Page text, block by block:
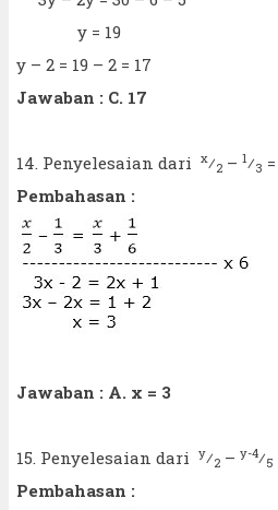
y = 19
y – 2 = 19 – 2 = 17
Jawaban : C. 17
14. Penyelesaian dari x⁄2 – 1⁄3 =
Pembahasan :
Jawaban : A. x = 3
15. Penyelesaian dari y⁄2 – y-4⁄5
Pembahasan :